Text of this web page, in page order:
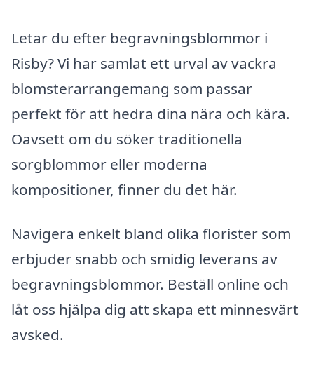
Letar du efter begravningsblommor i
Risby? Vi har samlat ett urval av vackra
blomsterarrangemang som passar
perfekt för att hedra dina nära och kära.
Oavsett om du söker traditionella
sorgblommor eller moderna
kompositioner, finner du det här.
Navigera enkelt bland olika florister som
erbjuder snabb och smidig leverans av
begravningsblommor. Beställ online och
låt oss hjälpa dig att skapa ett minnesvärt
avsked.